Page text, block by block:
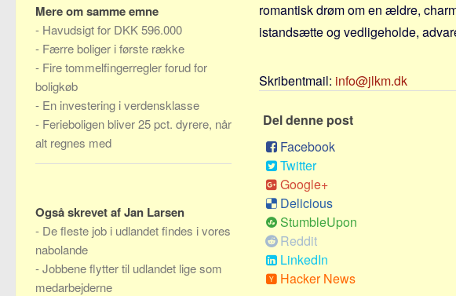
romantisk drøm om en ældre,
istandsætte og vedligeholde,
Skribentmail: info@jlkm.dk
Del denne post
Facebook
Twitter
Google+
Delicious
StumbleUpon
Reddit
LinkedIn
Hacker News
Mere om samme emne
- Havudsigt for DKK 596.000
- Færre boliger i første række
- Fire tommelfingerregler forud for
boligkøb
- En investering i verdensklasse
- Ferieboligen bliver 25 pct. dyrere, når
alt regnes med
Også skrevet af Jan Larsen
- De fleste job i udlandet findes i vores
nabolande
-Jobbene flytter til udlandet lige som
medarbejderne